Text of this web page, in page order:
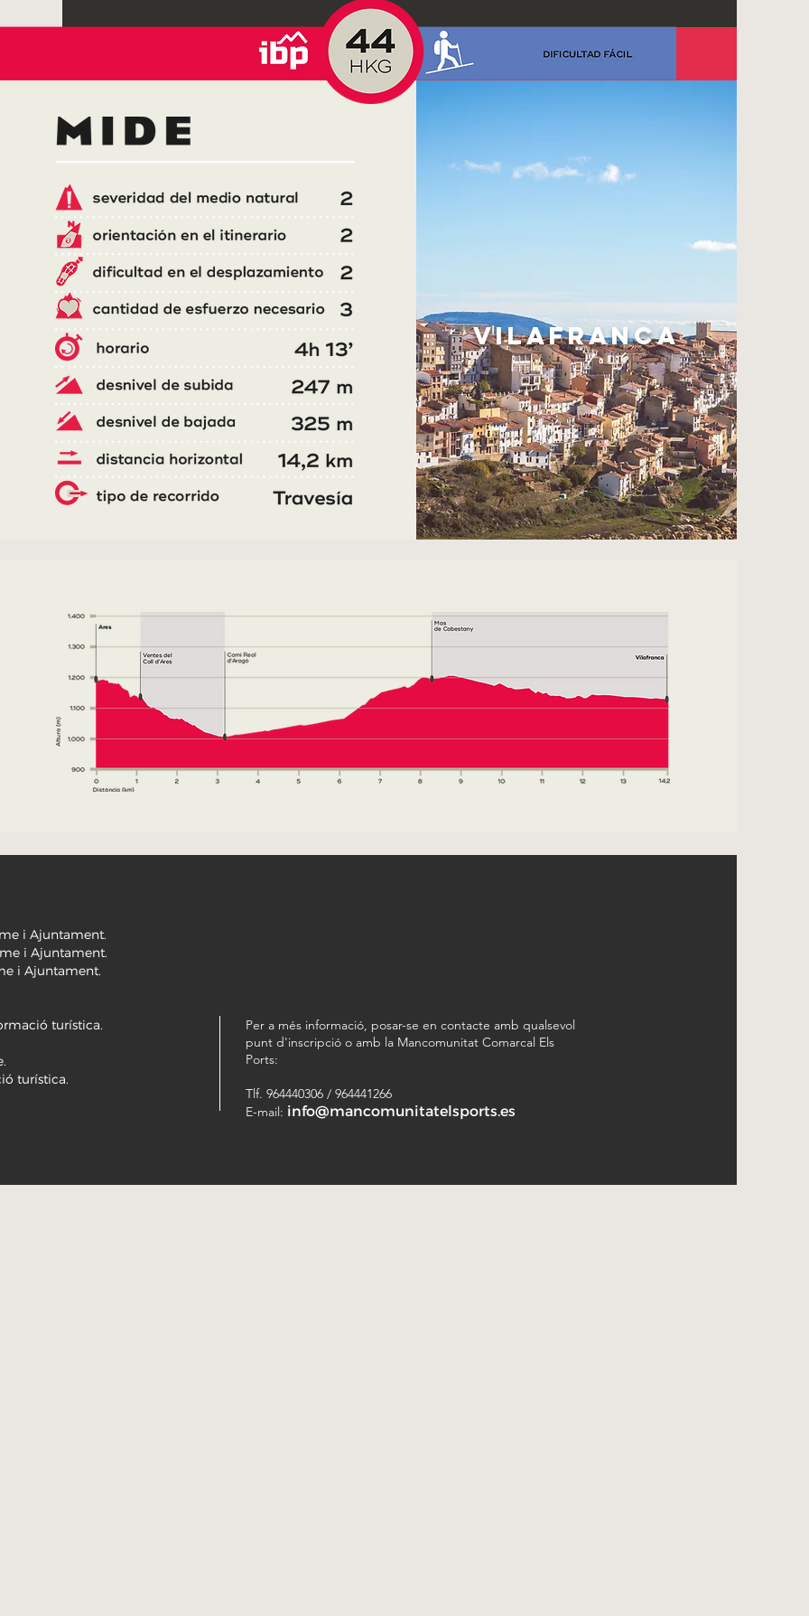
Vilafranca
i Ajuntament.
i Ajuntament.
i Ajuntament.
turística.
turística.
Per a més informació, posar-se en contacte amb qualsevol
punt d'inscripció o amb la Mancomunitat Comarcal Els
Ports:
Tlf. 964440306 / 964441266
E-mail: info@mancomunitatelsports.es